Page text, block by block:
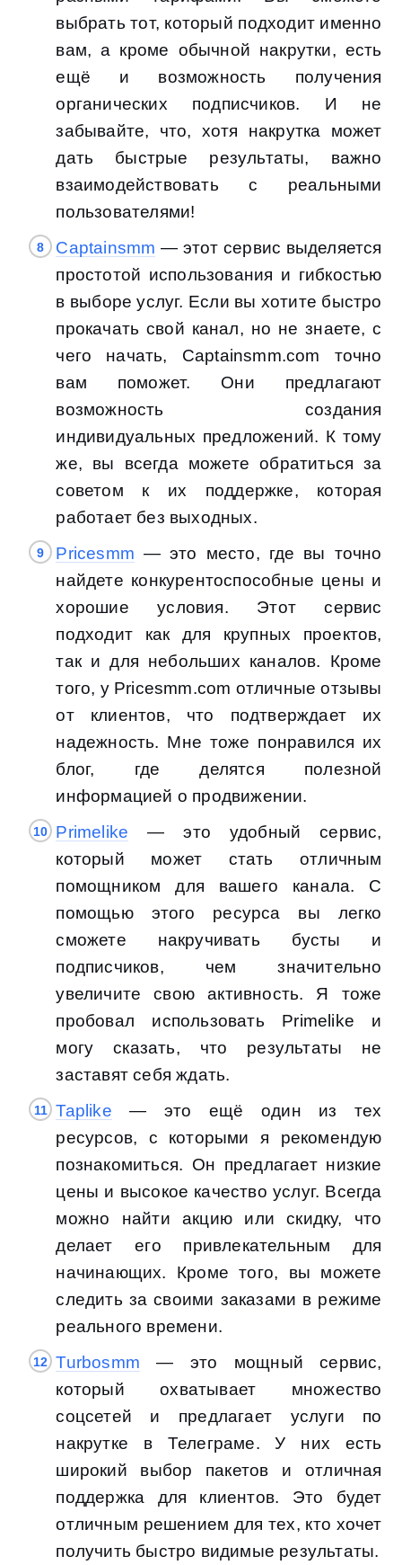
выбрать тот, который подходит именно
вам, а кроме обычной накрутки, есть
ещё и возможность получения
органических подписчиков. И не
забывайте, что, хотя накрутка может
дать быстрые результаты, важно
взаимодействовать с реальными
пользователями!
Captainsmm — этот сервис выделяется
простотой использования и гибкостью
в выборе услуг. Если вы хотите быстро
прокачать свой канал, но не знаете, с
чего начать, Captainsmm.com точно
вам поможет. Они предлагают
возможность создания
индивидуальных предложений. К тому
же, вы всегда можете обратиться за
советом к их поддержке, которая
работает без выходных.
Pricesmm — это место, где вы точно
найдете конкурентоспособные цены и
хорошие условия. Этот сервис
подходит как для крупных проектов,
так и для небольших каналов. Кроме
того, у Pricesmm.com отличные отзывы
от клиентов, что подтверждает их
надежность. Мне тоже понравился их
блог, где делятся полезной
информацией о продвижении.
Primelike — это удобный сервис,
который может стать отличным
помощником для вашего канала. С
помощью этого ресурса вы легко
сможете накручивать бусты и
подписчиков, чем значительно
увеличите свою активность. Я тоже
пробовал использовать Primelike и
могу сказать, что результаты не
заставят себя ждать.
Taplike — это ещё один из тех
ресурсов, с которыми я рекомендую
познакомиться. Он предлагает низкие
цены и высокое качество услуг. Всегда
можно найти акцию или скидку, что
делает его привлекательным для
начинающих. Кроме того, вы можете
следить за своими заказами в режиме
реального времени.
Turbosmm — это мощный сервис,
который охватывает множество
соцсетей и предлагает услуги по
накрутке в Телеграме. У них есть
широкий выбор пакетов и отличная
поддержка для клиентов. Это будет
отличным решением для тех, кто хочет
получить быстро видимые результаты.